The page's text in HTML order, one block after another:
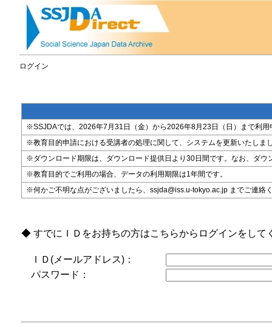
ログイン
※SSJDAでは、2026年7月31日（金）から2026年8月23日（日）まで利
※教育目的申請における受講者の処理に関して、システムを更新いたしま
※ダウンロード期限は、ダウンロード提供日より30日間です。なお、ダ
※教育目的でご利用の場合、データの利用期限は1年間です。
※何かご不明な点がございましたら、ssjda@iss.u-tokyo.ac.jp までご連絡
◆ すでにＩＤをお持ちの方はこちらからログインをして
ＩＤ(メールアドレス)：
パスワード：